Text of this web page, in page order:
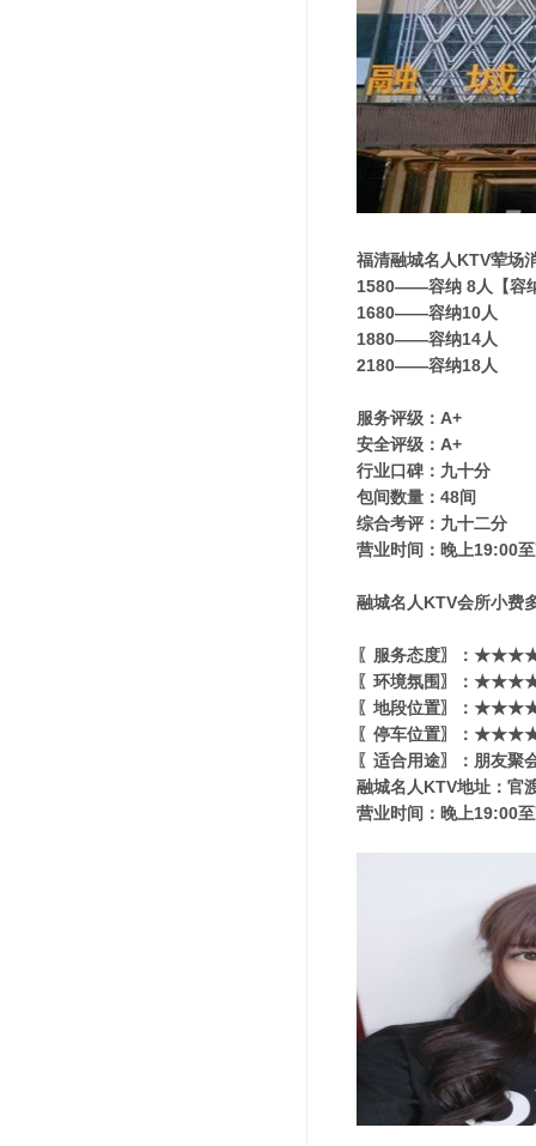
福清融城名人KTV荤场
1580——容纳 8人【容
1680——容纳10人
1880——容纳14人
2180——容纳18人
服务评级：A+
安全评级：A+
行业口碑：九十分
包间数量：48间
综合考评：九十二分
营业时间：晚上19:00
融城名人KTV会所小费
〖服务态度〗：
〖环境氛围〗：
〖地段位置〗：
〖停车位置〗：
〖适合用途〗：朋友聚
融城名人KTV地址：官
营业时间：晚上19:00